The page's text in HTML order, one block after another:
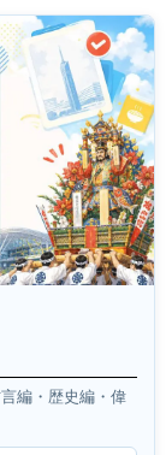
編・歴史編・偉